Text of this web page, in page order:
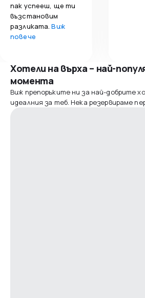
пак успееш, ще ти
възстановим
разликата.Виж
повече
Хотели на върха – най-
момента
Виж препоръките ни за най-добрите
идеалния за теб. Нека резервираме